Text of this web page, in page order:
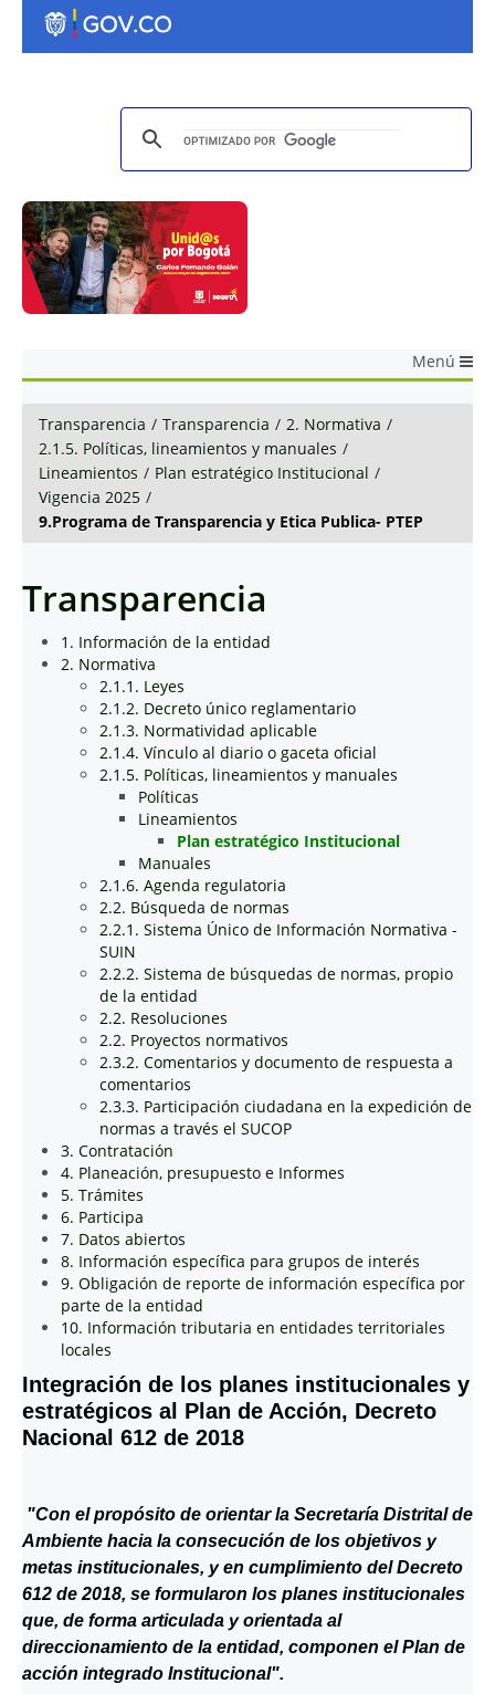
Menú
Transparencia / Transparencia / 2. Normativa /
2.1.5. Políticas, lineamientos y manuales /
Lineamientos / Plan estratégico Institucional /
Vigencia 2025 /
9.Programa de Transparencia y Etica Publica- PTEP
Transparencia
1. Información de la entidad
2. Normativa
2.1.1. Leyes
2.1.2. Decreto único reglamentario
2.1.3. Normatividad aplicable
2.1.4. Vínculo al diario o gaceta oficial
2.1.5. Políticas, lineamientos y manuales
Políticas
Lineamientos
Plan estratégico Institucional
Manuales
2.1.6. Agenda regulatoria
2.2. Búsqueda de normas
2.2.1. Sistema Único de Información Normativa -
SUIN
2.2.2. Sistema de búsquedas de normas, propio
de la entidad
2.2. Resoluciones
2.2. Proyectos normativos
2.3.2. Comentarios y documento de respuesta a
comentarios
2.3.3. Participación ciudadana en la expedición de
normas a través el SUCOP
3. Contratación
4. Planeación, presupuesto e Informes
5. Trámites
6. Participa
7. Datos abiertos
8. Información específica para grupos de interés
9. Obligación de reporte de información específica por
parte de la entidad
10. Información tributaria en entidades territoriales
locales
Integración de los planes institucionales y
estratégicos al Plan de Acción, Decreto
Nacional 612 de 2018
"Con el propósito de orientar la Secretaría Distrital de
Ambiente hacia la consecución de los objetivos y
metas institucionales, y en cumplimiento del Decreto
612 de 2018, se formularon los planes institucionales
que, de forma articulada y orientada al
direccionamiento de la entidad, componen el Plan de
acción integrado Institucional".